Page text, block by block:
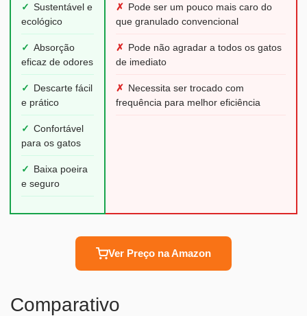
✓ Sustentável e
ecológico
✓ Absorção
eficaz de odores
✓
Descarte fácil
e prático
✓ Confortável
para os gatos
✓
Baixa poeira
e seguro
✗ Pode ser um pouco mais caro do
que granulado convencional
✗ Pode não agradar a todos os gatos
de imediato
✗ Necessita ser trocado com
frequência para melhor eficiência
Ver Preço na Amazon
Comparativo